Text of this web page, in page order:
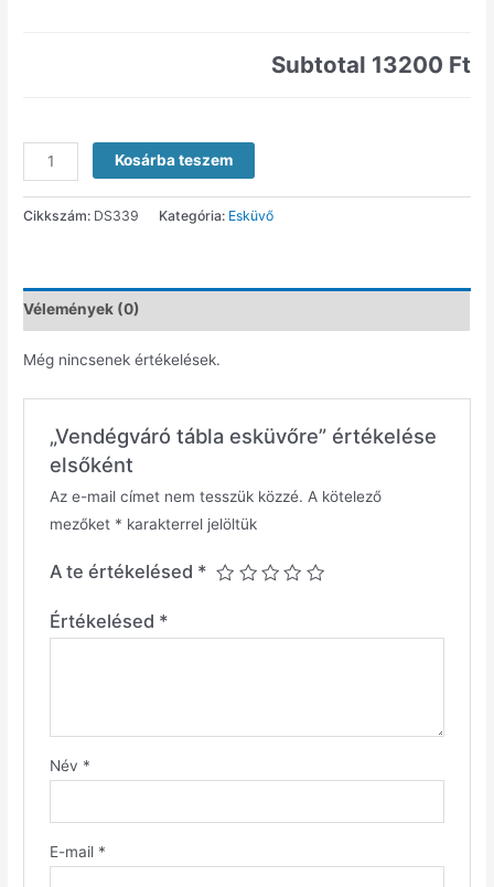
Subtotal 13200 Ft
Kosárba teszem
Cikkszám: DS339 Kategória: Esküvő
Vélemények (0)
Még nincsenek értékelések.
„Vendégváró tábla esküvőre” értékelése
elsőként
Az e-mail címet nem tesszük közzé. A kötelező
mezőket * karakterrel jelöltük
A te értékelésed *
Értékelésed *
Név *
E-mail *